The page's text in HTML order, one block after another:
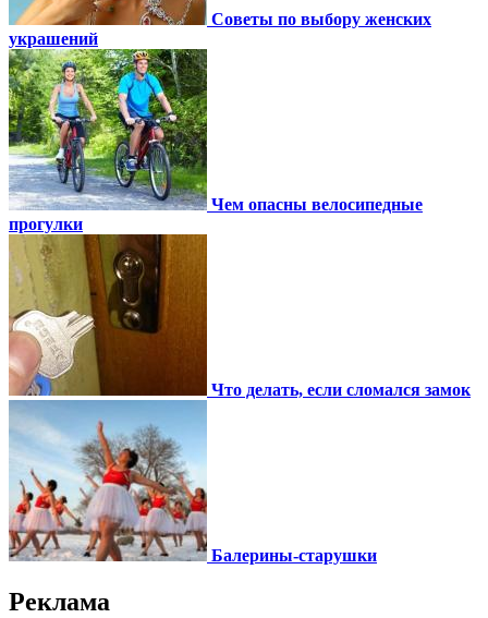
Советы по выбору женских
украшений
Чем опасны велосипедные
прогулки
Что делать, если сломался замок
Балерины-старушки
Реклама